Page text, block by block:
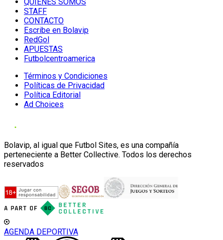
STAFF
CONTACTO
Escribe en Bolavip
RedGol
APUESTAS
Futbolcentroamerica
Términos y Condiciones
Políticas de Privacidad
Política Editorial
Ad Choices
Bolavip, al igual que Futbol Sites, es una compañía
perteneciente a Better Collective. Todos los derechos
reservados
AGENDA DEPORTIVA